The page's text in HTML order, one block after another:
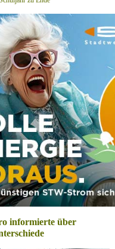
informierte über